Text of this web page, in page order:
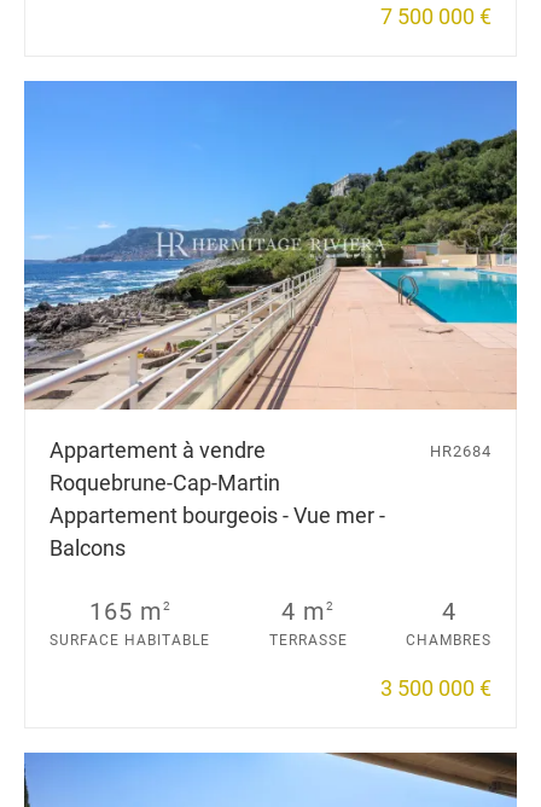
7 500 000 €
Appartement à vendre
Roquebrune-Cap-Martin
Appartement bourgeois - Vue mer -
Balcons
HR2684
165 m2
SURFACE HABITABLE
4 m2
TERRASSE
4
CHAMBRES
3 500 000 €